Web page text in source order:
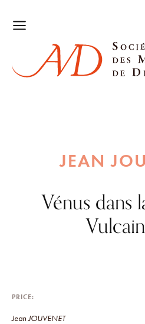
JEAN
Vénus dans
Vulcain
PRICE
Jean JOUVENET